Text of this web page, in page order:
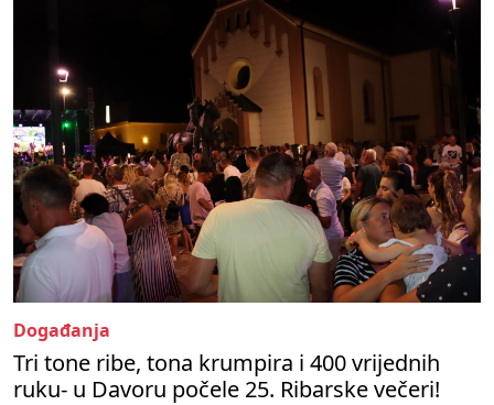
Događanja
Tri tone ribe, tona krumpira i 400 vrijednih
ruku- u Davoru počele 25. Ribarske večeri!